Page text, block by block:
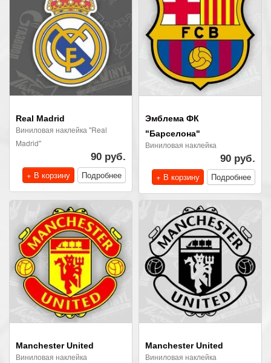
Real Madrid
Виниловая наклейка "Real
Madrid"
90 руб.
+ В корзину
Подробнее
Эмблема ФК
"Барселона"
Виниловая наклейка
90 руб.
+ В корзину
Подробнее
Manchester United
Виниловая наклейка
Manchester United
Виниловая наклейка